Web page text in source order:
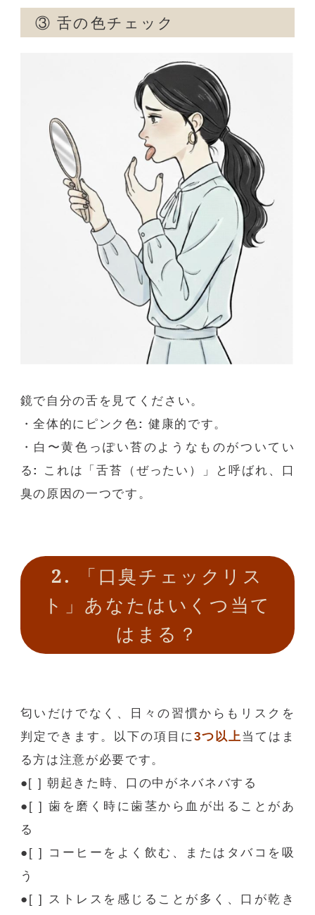
③ 舌の色チェック
鏡で自分の舌を見てください。
・全体的にピンク色: 健康的です。
・白〜黄色っぽい苔のようなものがついてい
る :
これは「舌苔（ぜったい）」と呼ばれ、口
臭の原因の一つです。
2.
「口臭チェックリス
ト」あなたはいくつ当て
はまる？
匂いだけでなく、日々の習慣からもリスクを
判定できます。以下の項目に3つ以上当てはま
る方は注意が必要です。
● [ ] 朝起きた時、口の中がネバネバする
● [ ]歯を磨く時に歯茎から血が出ることがあ
る
● [ ] コーヒーをよく飲む、またはタバコを吸
う
● [ ] ストレスを感じることが多く、口が乾き